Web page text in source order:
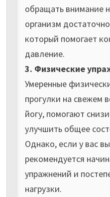
обращать внимание
организм
который помогает
давление.
3. Физические
Умеренные
прогулки на свежем
йогу, помогают
улучшить общее
Однако, если у вас
рекомендуется
упражнений и
нагрузки.